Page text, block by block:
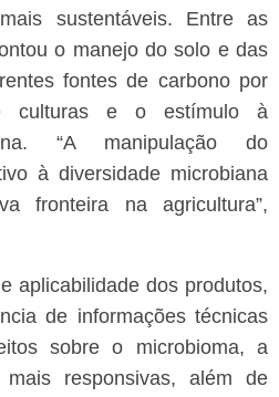
sustentáveis. Entre as
o manejo do solo e das
fontes de carbono por
culturas e o estímulo à
“A manipulação do
à diversidade microbiana
fronteira na agricultura”,
aplicabilidade dos produtos,
de informações técnicas
sobre o microbioma, a
responsivas, além de